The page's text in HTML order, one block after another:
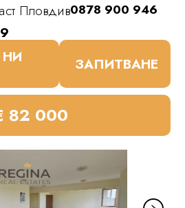
Пловдив0878 900 946
НИ
ЗАПИТВАНЕ
82 000